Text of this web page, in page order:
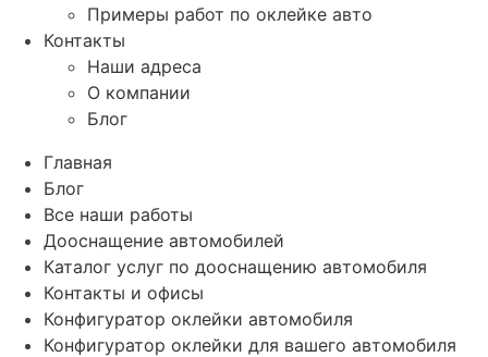
Примеры работ по оклейке авто
Контакты
Наши адреса
О компании
Блог
Главная
Блог
Все наши работы
Дооснащение автомобилей
Каталог услуг по дооснащению автомобиля
Контакты и офисы
Конфигуратор оклейки автомобиля
Конфигуратор оклейки для вашего автомобиля